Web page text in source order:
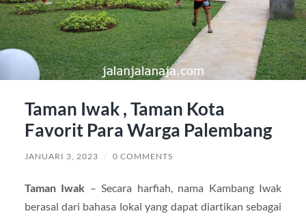
Taman Iwak , Taman Kota
Favorit Para Warga Palembang
JANUARI 3, 2023 / 0 COMMENTS
Taman Iwak – Secara harfiah, nama Kambang Iwak
berasal dari bahasa lokal yang dapat diartikan sebagai